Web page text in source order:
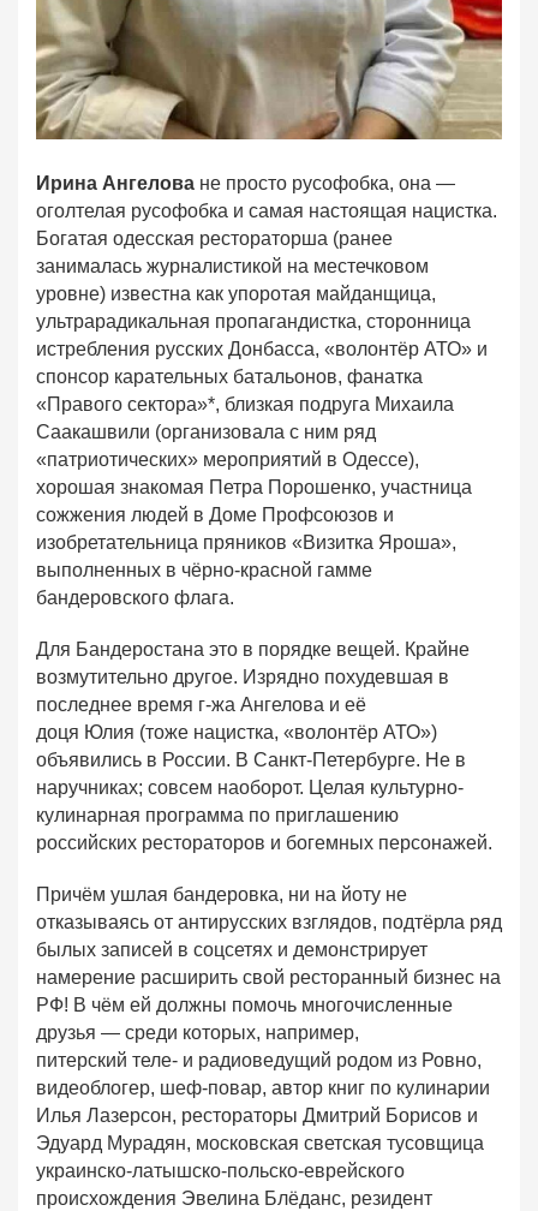
Ирина Ангелова не просто русофобка, она —
оголтелая русофобка и самая настоящая нацистка.
Богатая одесская рестораторша (ранее
занималась журналистикой на местечковом
уровне) известна как упоротая майданщица,
ультрарадикальная пропагандистка, сторонница
истребления русских Донбасса, «волонтёр АТО» и
спонсор карательных батальонов, фанатка
«Правого сектора»*, близкая подруга Михаила
Саакашвили (организовала с ним ряд
«патриотических» мероприятий в Одессе),
хорошая знакомая Петра Порошенко, участница
сожжения людей в Доме Профсоюзов и
изобретательница пряников «Визитка Яроша»,
выполненных в чёрно-красной гамме
бандеровского флага.
Для Бандеростана это в порядке вещей. Крайне
возмутительно другое. Изрядно похудевшая в
последнее время г-жа Ангелова и её
доця Юлия (тоже нацистка, «волонтёр АТО»)
объявились в России. В Санкт-Петербурге. Не в
наручниках; совсем наоборот. Целая культурно-
кулинарная программа по приглашению
российских рестораторов и богемных персонажей.
Причём ушлая бандеровка, ни на йоту не
отказываясь от антирусских взглядов, подтёрла ряд
былых записей в соцсетях и демонстрирует
намерение расширить свой ресторанный бизнес на
РФ! В чём ей должны помочь многочисленные
друзья — среди которых, например,
питерский теле- и радиоведущий родом из Ровно,
видеоблогер, шеф-повар, автор книг по кулинарии
Илья Лазерсон, рестораторы Дмитрий Борисов и
Эдуард Мурадян, московская светская тусовщица
украинско-латышско-польско-еврейского
происхождения Эвелина Блёданс, резидент